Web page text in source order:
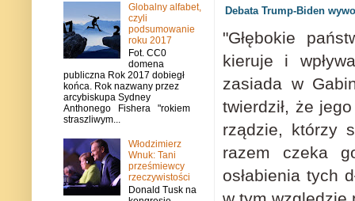
Debata Trump-Biden
"Głębokie
kieruje i
zasiada w
twierdził, że
rządzie, którzy
razem czeka
osłabienia tych
Globalny alfabet,
czyli
podsumowanie
roku 2017
Fot. CC0
domena
publiczna Rok 2017 dobiegł
końca. Rok nazwany przez
arcybiskupa Sydney
Anthonego Fishera "rokiem
straszliwym...
Włodzimierz
Wnuk: Tani
prześmiewcy
rzeczywistości
Donald Tusk na